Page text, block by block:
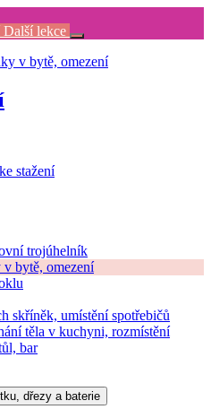
Další lekce
stažení
trojúhelník
bytě, omezení
skříněk, umístění spotřebičů
těla v kuchyni, rozmístění
bar
dřezy a baterie